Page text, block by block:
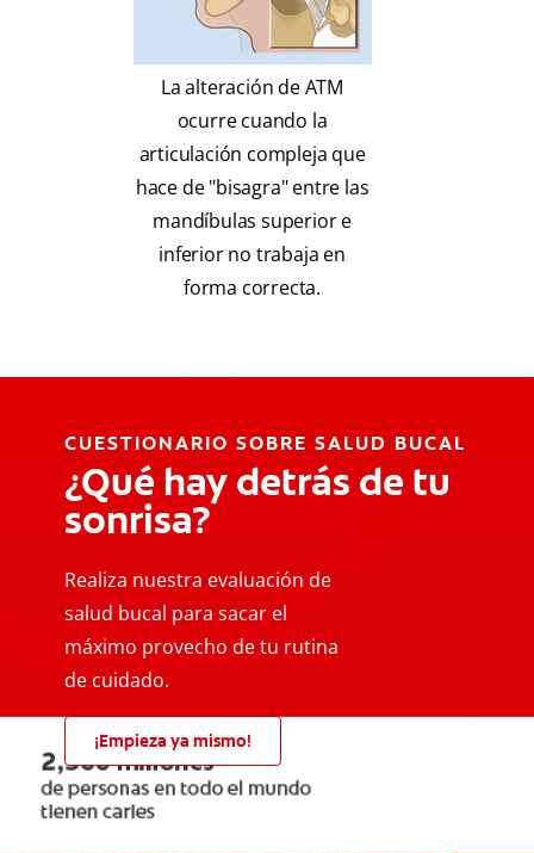
La alteración de ATM
ocurre cuando la
articulación compleja que
hace de "bisagra" entre las
mandíbulas superior e
inferior no trabaja en
forma correcta.
CUESTIONARIO SOBRE SALUD BUCAL
¿Qué hay detrás de tu
sonrisa?
Realiza nuestra evaluación de
salud bucal para sacar el
máximo provecho de tu rutina
de cuidado.
¡Empieza ya mismo!